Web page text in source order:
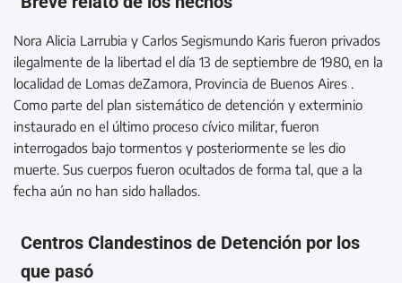
Nora Alicia Larrubia y Carlos Segismundo Karis fueron privados
ilegalmente de la libertad el día 13 de septiembre de 1980, en la
localidad de Lomas deZamora, Provincia de Buenos Aires .
Como parte del plan sistemático de detención y exterminio
instaurado en el último proceso cívico militar, fueron
interrogados bajo tormentos y posteriormente se les dio
muerte. Sus cuerpos fueron ocultados de forma tal, que a la
fecha aún no han sido hallados.
Centros Clandestinos de Detención por los
que pasó